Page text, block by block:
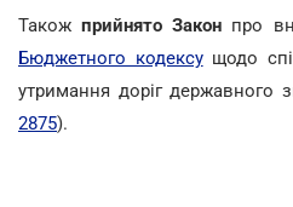
Такожприйнято Закон про
Бюджетного кодексущодо
утримання доріг державного
2875).